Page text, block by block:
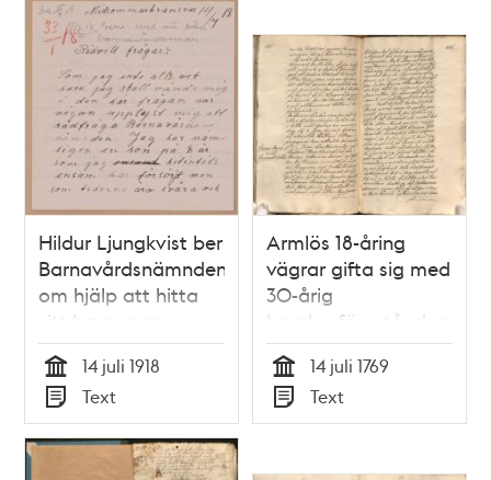
Hildur Ljungkvist ber
Barnavårdsnämnden
om hjälp att hitta
sitt barns pappa
Tid
14 juli 1918
Typ
Text
Armlös 18-åring
vägrar gifta sig med
30-årig
barnhusförestånderska
Tid
14 juli 1769
Typ
Text